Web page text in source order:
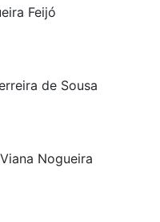
Feijó
de Sousa
Nogueira